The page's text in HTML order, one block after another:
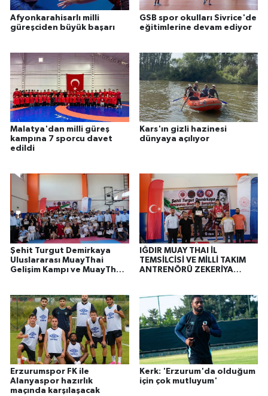
Afyonkarahisarlı milli
güreşciden büyük başarı
GSB spor okulları Sivrice'de
eğitimlerine devam ediyor
Malatya'dan milli güreş
kampına 7 sporcu davet
edildi
Kars'ın gizli hazinesi
dünyaya açılıyor
Şehit Turgut Demirkaya
Uluslararası MuayThai
Gelişim Kampı ve MuayThai
IĞDIR MUAY THAI İL
TEMSİLCİSİ VE MİLLİ TAKIM
ANTRENÖRÜ ZEKERİYA
Erzurumspor FK ile
Alanyaspor hazırlık
maçında karşılaşacak
Kerk: 'Erzurum'da olduğum
için çok mutluyum'